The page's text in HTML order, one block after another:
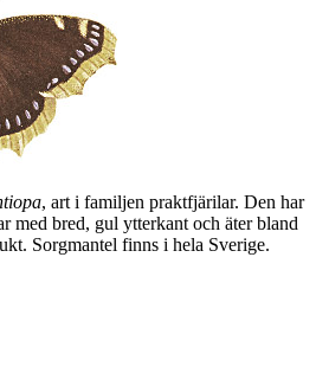
, art i familjen praktfjärilar. Den har
med bred, gul ytterkant och äter bland
Sorgmantel finns i hela Sverige.